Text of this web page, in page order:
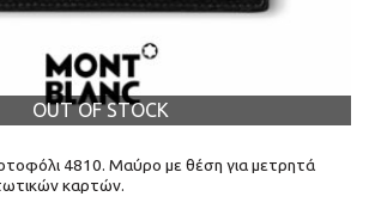
OUT OF STOCK
4810. Μαύρο με θέση για μετρητά
καρτών.